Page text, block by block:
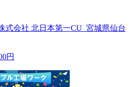
式会社 北日本第一CU_宮城県仙台
円